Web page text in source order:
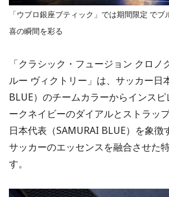
「ウブロ銀座ブティック」では期間限定 で
喜の瞬間を彩る
「クラシック・フュージョン クロ
ルー ヴィクトリー」は、サッカー日
BLUE）のチームカラーからインス
ークネイビーのダイアルとストラッ
日本代表（SAMURAI BLUE）を象徴
サッカーのエッセンスを融合させた
す。